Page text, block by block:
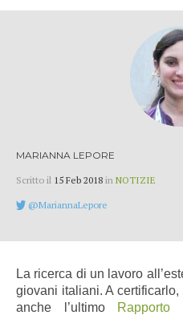
MARIANNA LEPORE
Scritto il 15 Feb 2018 in NOTIZIE
@MariannaLepore
La ricerca di un lavoro
giovani italiani. A
anche l’ultimo